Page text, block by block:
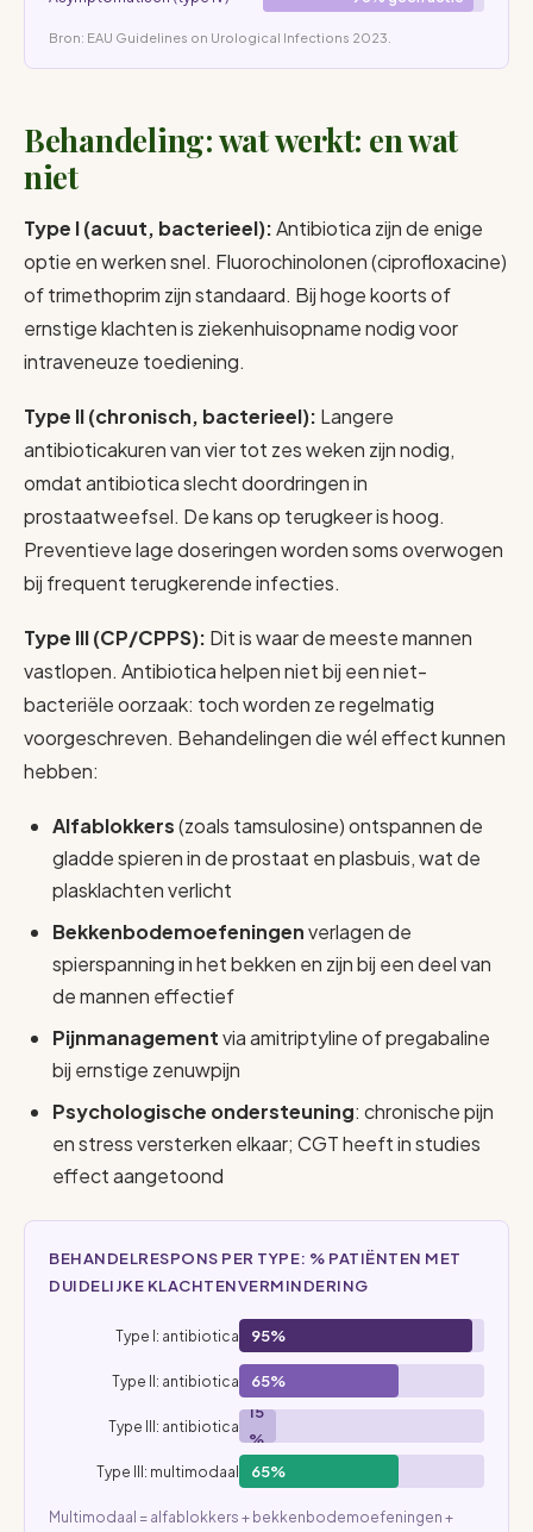
Bron: EAU Guidelines on Urological Infections 2023.
Behandeling: wat werkt: en wat
niet
Type I (acuut, bacterieel):Antibiotica zijn de enige
optie en werken snel. Fluorochinolonen (ciprofloxacine)
of trimethoprim zijn standaard. Bij hoge koorts of
ernstige klachten is ziekenhuisopname nodig voor
intraveneuze toediening.
Type II (chronisch, bacterieel): Langere
antibioticakuren van vier tot zes weken zijn nodig,
omdat antibiotica slecht doordringen in
prostaatweefsel. De kans op terugkeer is hoog.
Preventieve lage doseringen worden soms overwogen
bij frequent terugkerende infecties.
Type III (CP/CPPS): Dit is waar de meeste mannen
vastlopen. Antibiotica helpen niet bij een niet-
bacteriële oorzaak: toch worden ze regelmatig
voorgeschreven. Behandelingen die wél effect kunnen
hebben:
Alfablokkers(zoals tamsulosine) ontspannen de
gladde spieren in de prostaat en plasbuis, wat de
plasklachten verlicht
Bekkenbodemoefeningenverlagen de
spierspanning in het bekken en zijn bij een deel van
de mannen effectief
Pijnmanagementvia amitriptyline of pregabaline
bij ernstige zenuwpijn
Psychologische ondersteuning: chronische pijn
en stress versterken elkaar; CGT heeft in studies
effect aangetoond
BEHANDELRESPONS PER TYPE: % PATIËNTEN MET
DUIDELIJKE KLACHTENVERMINDERING
Type I: antibiotica 95%
Type II: antibiotica 65%
Type III: antibiotica
15
%
Type III: multimodaal 65%
Multimodaal = alfablokkers + bekkenbodemoefeningen +